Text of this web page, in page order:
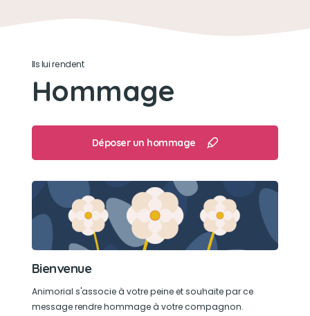
Ils lui rendent
Hommage
Déposer un hommage
Bienvenue
Animorial s'associe à votre peine et souhaite par ce
message rendre hommage à votre compagnon.